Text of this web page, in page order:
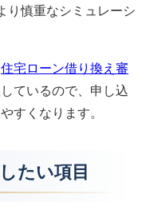
り慎重なシミュレーシ
住宅ローン借り換え審
ているので、申し込
すくなります。
たい項目